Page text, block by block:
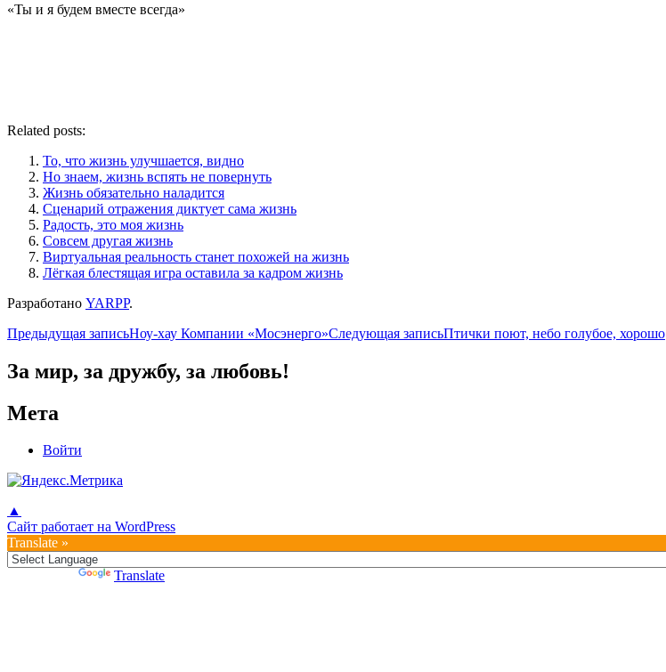
«Ты и я будем вместе всегда»
Related posts:
То, что жизнь улучшается, видно
Но знаем, жизнь вспять не повернуть
Жизнь обязательно наладится
Сценарий отражения диктует сама жизнь
Радость, это моя жизнь
Совсем другая жизнь
Виртуальная реальность станет похожей на жизнь
Лёгкая блестящая игра оставила за кадром жизнь
Разработано YARPP.
Навигация
по
записям
Предыдущая записьНоу-хау Компании «Мосэнерго»Следующая записьПтички поют, небо голубое, хорошо
За мир, за дружбу, за любовь!
Мета
Войти
▲
Сайт работает на WordPress
Translate »
Translate